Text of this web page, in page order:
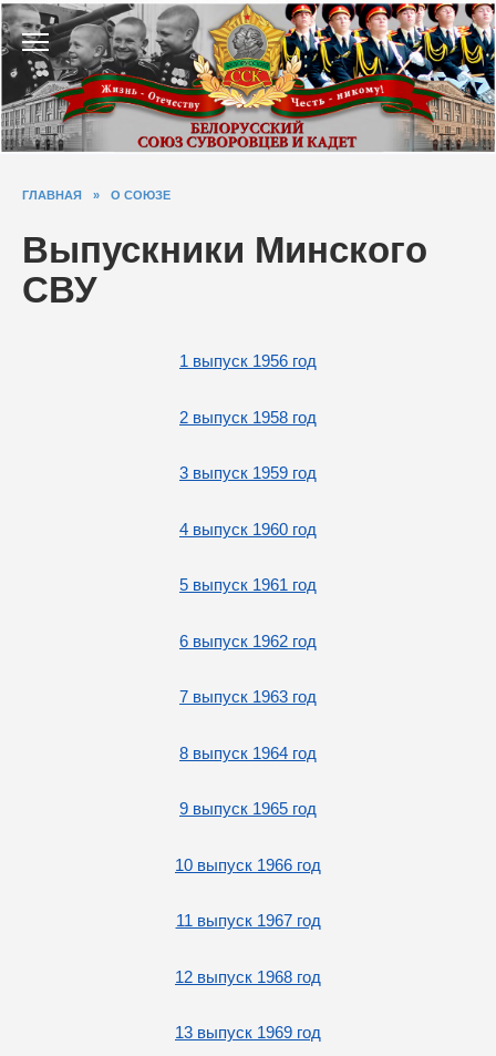
Перейти
к
содержанию
ГЛАВНАЯ » О СОЮЗЕ
Выпускники Минского
СВУ
1 выпуск 1956 год
2 выпуск 1958 год
3 выпуск 1959 год
4 выпуск 1960 год
5 выпуск 1961 год
6 выпуск 1962 год
7 выпуск 1963 год
8 выпуск 1964 год
9 выпуск 1965 год
10 выпуск 1966 год
11 выпуск 1967 год
12 выпуск 1968 год
13 выпуск 1969 год